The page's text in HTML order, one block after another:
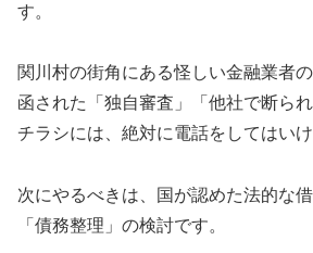
す。
関川村の街角にある怪しい金融業者
函された「独自審査」「他社で断ら
チラシには、絶対に電話をしてはいけ
次にやるべきは、国が認めた法的な
「債務整理」の検討です。